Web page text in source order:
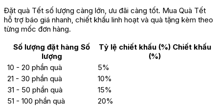
Đặt quà Tết số lượng càng lớn, ưu đãi càng tốt. Mua Quà Tết
hỗ trợ báo giá nhanh, chiết khấu linh hoạt và quà tặng kèm theo
từng mốc đơn hàng.
Số lượng đặt hàng Số
lượng
Tỷ lệ chiết khấu (%) Chiết khấu
(%)
10 - 20 phần quà
5%
21 - 30 phần quà
10%
31 - 50 phần quà
15%
51 - 100 phần quà
20%